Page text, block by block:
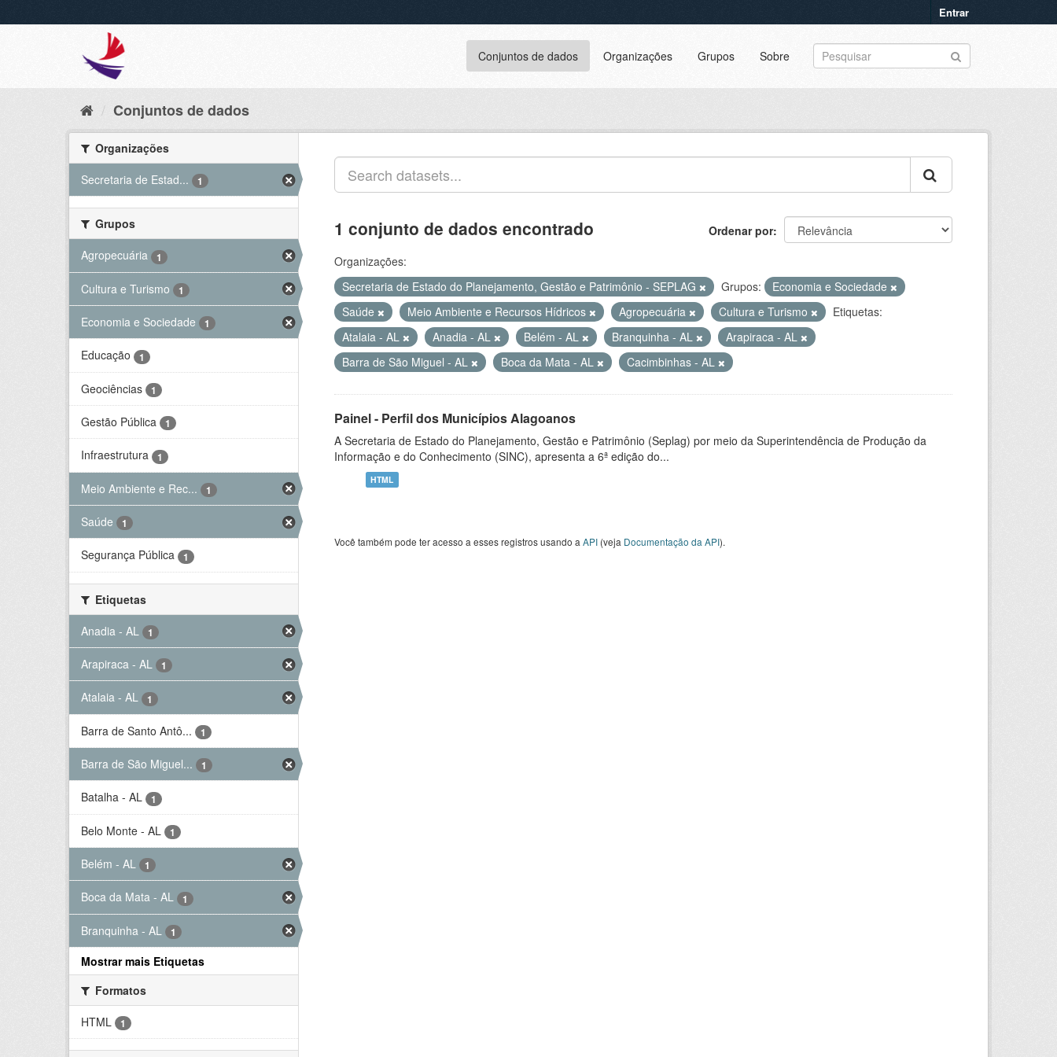
Entrar
Conjuntos de dados Organizações Grupos Sobre
Conjuntos de dados
Organizações
Secretaria de Estad...
1
Grupos
Agropecuária
1
Cultura e Turismo 1
Economia e Sociedade 1
Educação 1
Geociências 1
Gestão Pública 1
Infraestrutura 1
Meio Ambiente e Rec... 1
Saúde 1
Segurança Pública 1
Etiquetas
Anadia - AL
1
Arapiraca - AL 1
Atalaia - AL 1
Barra de Santo Antô... 1
Barra de São Miguel... 1
Batalha - AL 1
Belo Monte - AL 1
Belém - AL 1
Boca da Mata - AL 1
Branquinha - AL 1
Mostrar mais Etiquetas
Formatos
HTML
1
Ordenar por
1 conjunto de dados encontrado
Organizações:
Secretaria de Estado do Planejamento, Gestão e Patrimônio - SEPLAG
Grupos:
Economia e Sociedade
Saúde
Meio Ambiente e Recursos Hídricos Agropecuária Cultura e Turismo
Etiquetas:
Atalaia - AL
Anadia - AL Belém - AL Branquinha - AL
Arapiraca - AL
Barra de São Miguel - AL
Boca da Mata - AL Cacimbinhas - AL
Painel - Perfil dos Municípios Alagoanos
A Secretaria de Estado do Planejamento, Gestão e Patrimônio (Seplag) por meio da Superintendência de Produção da
Informação e do Conhecimento (SINC), apresenta a 6ª edição do...
HTML
Você também pode ter acesso a esses registros usando a API (veja Documentação da API).